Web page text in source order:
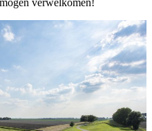
verwelkomen!